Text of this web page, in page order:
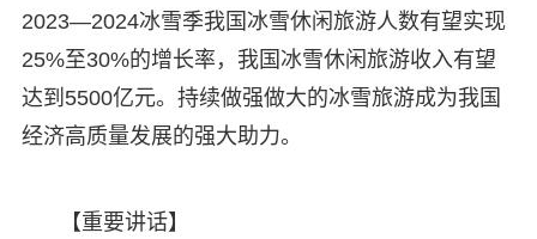
2023—2024冰雪季我国冰雪休闲旅游人数有望实现
25%至30%的增长率，我国冰雪休闲旅游收入有望
达到5500亿元。持续做强做大的冰雪旅游成为我国
经济高质量发展的强大助力。
【重要讲话】